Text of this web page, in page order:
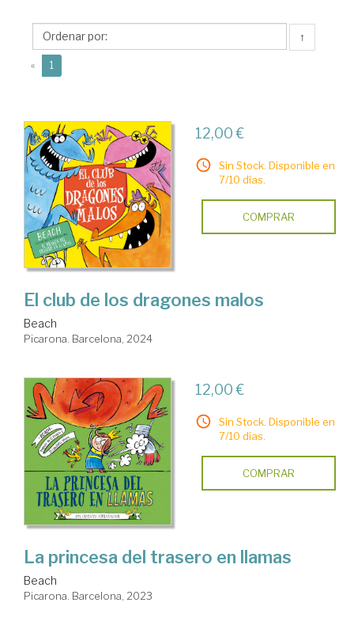
↑
« 1
12,00 €
Sin Stock. Disponible en
7/10 días.
COMPRAR
El club de los dragones malos
Beach
Picarona. Barcelona, 2024
12,00 €
Sin Stock. Disponible en
7/10 días.
COMPRAR
La princesa del trasero en llamas
Beach
Picarona. Barcelona, 2023